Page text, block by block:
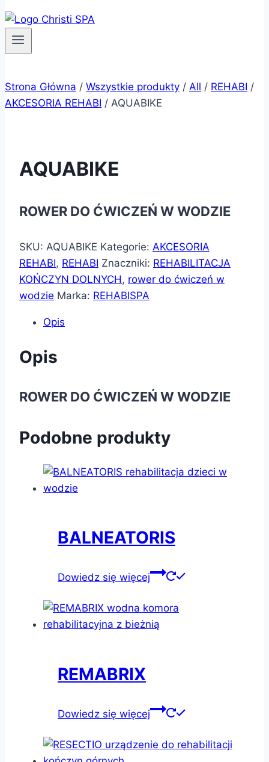
Strona Główna / Wszystkie produkty / All / REHABI /
AKCESORIA REHABI / AQUABIKE
AQUABIKE
ROWER DO ĆWICZEŃ W WODZIE
SKU: AQUABIKE Kategorie: AKCESORIA
REHABI, REHABI Znaczniki: REHABILITACJA
KOŃCZYN DOLNYCH , rower do ćwiczeń w
wodzie Marka: REHABISPA
Opis
Opis
ROWER DO ĆWICZEŃ W WODZIE
Podobne produkty
BALNEATORIS
Dowiedz się więcej
REMABRIX
Dowiedz się więcej